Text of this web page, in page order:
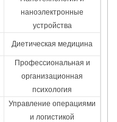
наноэлектронные
устройства
Диетическая медицина
Профессиональная и
организационная
психология
Управление операциями
и логистикой